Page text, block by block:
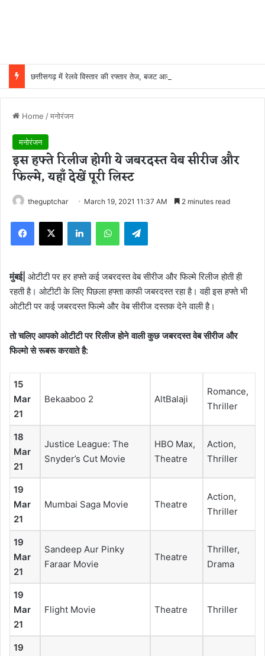
Home /मनोरंजन
मनोरंजन
इस हफ्ते रिलीज होगी ये जबरदस्त वेब सीरीज और
फिल्मे, यहाँ देखें पूरी लिस्ट
theguptchar March 19, 2021 11:37 AM 2 minutes read
मुंबई| ओटीटी पर हर हफ्ते कई जबरदस्त वेब सीरीज और फिल्मे रिलीज होती ही
रहती है। ओटीटी के लिए पिछला हफ्ता काफी जबरदस्त रहा है। वही इस हफ्ते भी
ओटीटी पर कई जबरदस्त फिल्मे और वेब सीरीज दस्तक देने वाली है।
तो चलिए आपको ओटीटी पर रिलीज होने वाली कुछ जबरदस्त वेब सीरीज और
फिल्मो से रूबरू करवाते है:
15
Mar
21
Bekaaboo 2 AltBalaji
Romance,
Thriller
18
Mar
21
Justice League: The
Snyder’s Cut Movie
HBO Max,
Theatre
Action,
Thriller
19
Mar
21
Mumbai Saga Movie Theatre
Action,
Thriller
19
Mar
21
Sandeep Aur Pinky
Faraar Movie
Theatre
Thriller,
Drama
19
Mar
21
Flight Movie Theatre Thriller
19